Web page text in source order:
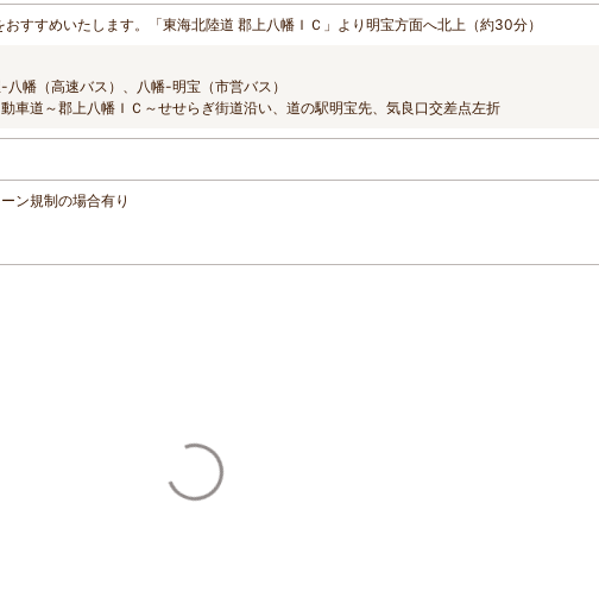
おすすめいたします。「東海北陸道 郡上八幡ＩＣ」より明宝方面へ北上（約30分）
幡（高速バス）、八幡-明宝（市営バス）
車道～郡上八幡ＩＣ～せせらぎ街道沿い、道の駅明宝先、気良口交差点左折
ン規制の場合有り